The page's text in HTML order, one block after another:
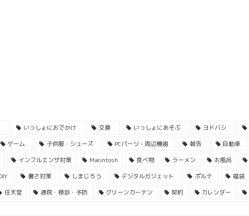
いっしょにおでかけ 交換 いっしょにあそぶ ヨドバシ
ゲーム 子供服・シューズ PCパーツ・周辺機器 報告 自動車
インフルエンザ対策 Macintosh 食べ物 ラーメン お風呂
DIY 暑さ対策 しまじろう デジタルガジェット ポルテ 福袋
任天堂 通院・検診・予防 グリーンカーテン 契約 カレンダー